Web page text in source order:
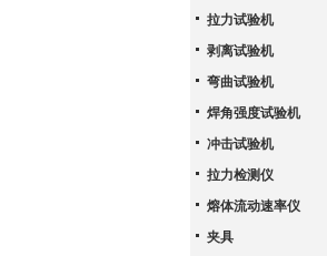
拉力试验机
剥离试验机
弯曲试验机
焊角强度试验机
冲击试验机
拉力检测仪
熔体流动速率仪
夹具